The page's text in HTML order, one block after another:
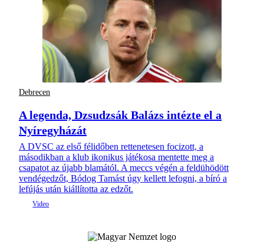
Debrecen
A legenda, Dzsudzsák Balázs intézte el a
Nyíregyházát
A DVSC az első félidőben rettenetesen focizott, a
másodikban a klub ikonikus játékosa mentette meg a
csapatot az újabb blamától. A meccs végén a feldühödött
vendégedzőt, Bódog Tamást úgy kellett lefogni, a bíró a
lefújás után kiállította az edzőt.